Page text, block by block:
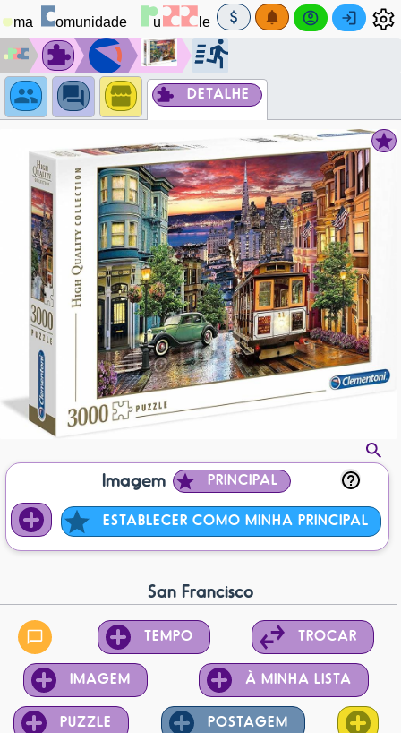
DETALHE
Imagem PRINCIPAL
ESTABLECER COMO MINHA PRINCIPAL
San Francisco
TEMPO TROCAR
IMAGEM À MINHA LISTA
PUZZLE POSTAGEM